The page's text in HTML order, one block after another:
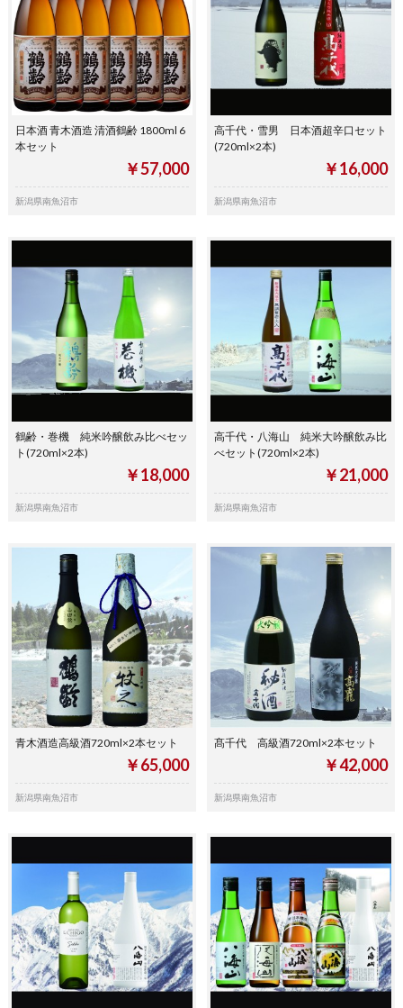
日本酒 青木酒造 清酒鶴齢 1800ml 6
本セット
￥57,000
新潟県南魚沼市
高千代・雪男 日本酒超辛口セット
(720ml×2本)
￥16,000
新潟県南魚沼市
鶴齢・巻機 純米吟醸飲み比べセッ
ト(720ml×2本)
￥18,000
新潟県南魚沼市
高千代・八海山 純米大吟醸飲み比
べセット(720ml×2本)
￥21,000
新潟県南魚沼市
青木酒造高級酒720ml×2本セット
￥65,000
新潟県南魚沼市
髙千代 高級酒720ml×2本セット
￥42,000
新潟県南魚沼市